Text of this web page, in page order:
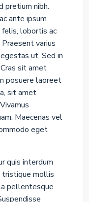
pretium nibh.
ante ipsum
felis, lobortis ac
varius
ut. Sed in
sit amet
posuere laoreet
sit amet
Maecenas vel
eget
quis interdum
tristique mollis
pellentesque